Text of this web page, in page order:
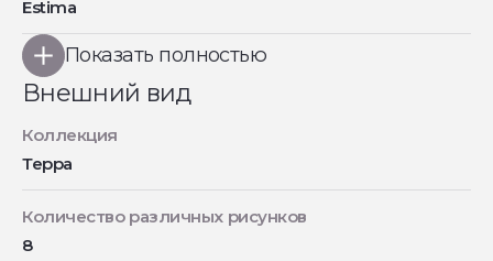
Estima
Показать полностью
Внешний вид
Коллекция
Терра
Количество различных рисунков
8